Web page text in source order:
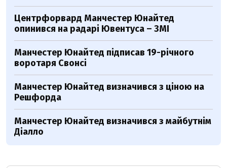
Центрфорвард Манчестер Юнайтед
опинився на радарі Ювентуса – ЗМІ
Манчестер Юнайтед підписав 19-річного
воротаря Свонсі
Манчестер Юнайтед визначився з ціною на
Решфорда
Манчестер Юнайтед визначився з майбутнім
Діалло